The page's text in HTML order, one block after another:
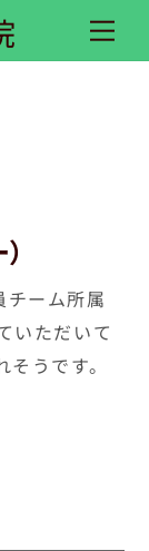
ーム所属
いただいて
うです。